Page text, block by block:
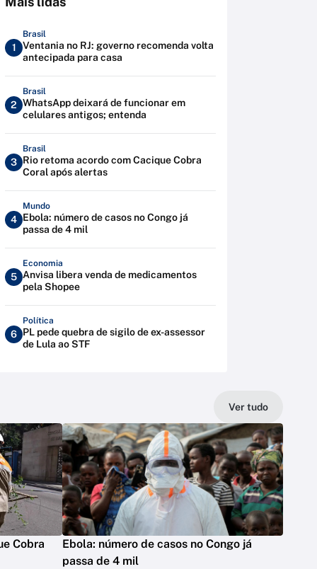
1
Brasil
Ventania no RJ: governo recomenda volta
antecipada para casa
2
Brasil
WhatsApp deixará de funcionar em
celulares antigos; entenda
3
Brasil
Rio retoma acordo com Cacique Cobra
Coral após alertas
4
Mundo
Ebola: número de casos no Congo já
passa de 4 mil
5
Economia
Anvisa libera venda de medicamentos
pela Shopee
6
Política
PL pede quebra de sigilo de ex-assessor
de Lula ao STF
Ver tudo
Cobra
Ebola: número de casos no Congo já
passa de 4 mil